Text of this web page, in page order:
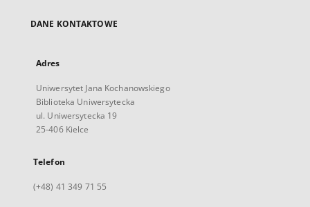
DANE KONTAKTOWE
Adres
Uniwersytet Jana Kochanowskiego
Biblioteka Uniwersytecka
ul. Uniwersytecka 19
25-406 Kielce
Telefon
(+48) 41 349 71 55